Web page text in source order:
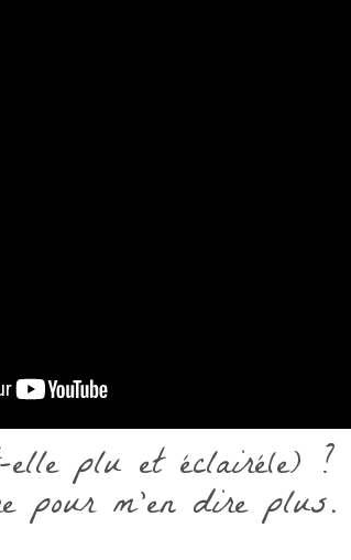
elle plu et éclairé(e)
pour m’en dire plus.